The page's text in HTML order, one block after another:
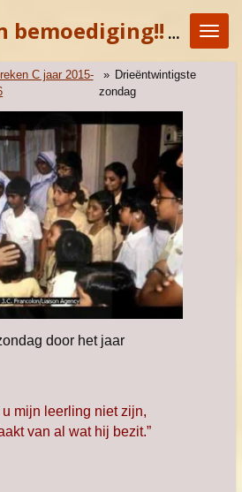
bemoediging!!"KOM
C jaar 2015-
» Drieëntwintigste
zondag
door het jaar
mijn leerling niet zijn,
van al wat hij bezit.”